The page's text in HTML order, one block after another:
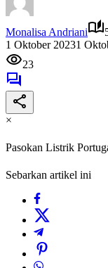
Monalisa Andriani
1 Oktober 20231
23
×
Pasokan Listrik
Sebarkan artikel ini